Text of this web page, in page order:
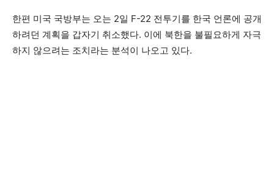
한편 미국 국방부는 오는 2일 F-22 전투기를 한국 언론에 공개
하려던 계획을 갑자기 취소했다. 이에 북한을 불필요하게 자극
하지 않으려는 조치라는 분석이 나오고 있다.